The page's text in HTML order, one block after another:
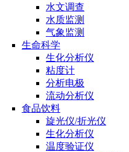
水文调查
水质监测
气象监测
生命科学
生化分析仪
粘度计
分析电极
流动分析仪
食品饮料
旋光仪/折光仪
生化分析仪
温度验证仪